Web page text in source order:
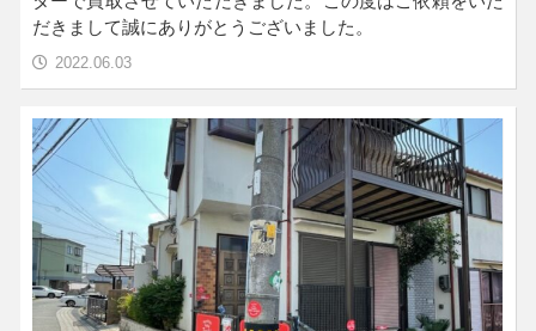
だきまして誠にありがとうございました。
2022.06.03